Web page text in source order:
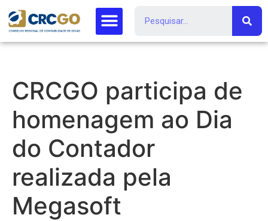
CRCGO participa de
homenagem ao Dia
do Contador
realizada pela
Megasoft